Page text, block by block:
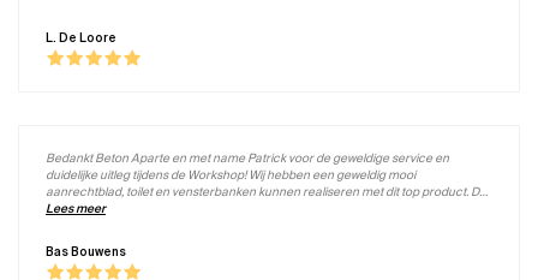
L. De Loore
Bas Bouwens
Bedankt Beton Aparte en met name Patrick voor de geweldige service en
duidelijke uitleg tijdens de Workshop! Wij hebben een geweldig mooi
aanrechtblad, toilet en vensterbanken kunnen realiseren met dit top product. De
Workshop is wel echt een aanrader voor de "doe het zelvers", handige tips, leuk
Lees meer